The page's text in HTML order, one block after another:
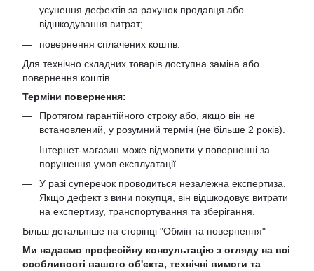
усунення дефектів за рахунок продавця або
відшкодування витрат;
повернення сплачених коштів.
Для технічно складних товарів доступна заміна або
повернення коштів.
Терміни повернення:
Протягом гарантійного строку або, якщо він не
встановлений, у розумний термін (не більше 2 років).
Інтернет-магазин може відмовити у поверненні за
порушення умов експлуатації.
У разі суперечок проводиться незалежна експертиза.
Якщо дефект з вини покупця, він відшкодовує витрати
на експертизу, транспортування та зберігання.
Більш детальніше на сторінці "Обмін та повернення"
Ми надаємо професійну консультацію з огляду на всі
особливості вашого об'єкта, технічні вимоги та